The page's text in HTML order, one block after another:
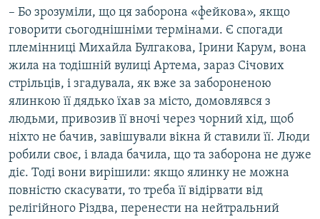
– Бо зрозуміли, що ця заборона «фейкова», якщо
говорити сьогоднішніми термінами. Є спогади
племінниці Михайла Булгакова, Ірини Карум, вона
жила на тодішній вулиці Артема, зараз Січових
стрільців, і згадувала, як вже за забороненою
ялинкою її дядько їхав за місто, домовлявся з
людьми, привозив її вночі через чорний хід, щоб
ніхто не бачив, завішували вікна й ставили її. Люди
робили своє, і влада бачила, що та заборона не дуже
діє. Тоді вони вирішили: якщо ялинку не можна
повністю скасувати, то треба її відірвати від
релігійного Різдва, перенести на нейтральний